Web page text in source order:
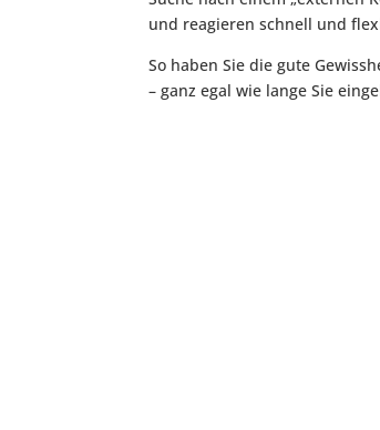
und reagieren schnell und
So haben Sie die gute
– ganz egal wie lange Sie